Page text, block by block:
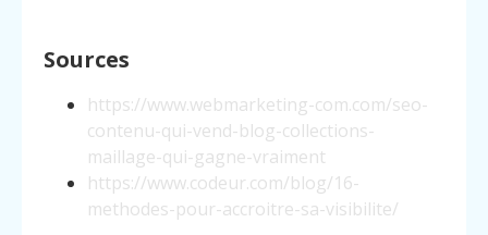
Sources
https://www.webmarketing-com.com/seo-
contenu-qui-vend-blog-collections-
maillage-qui-gagne-vraiment
https://www.codeur.com/blog/16-
methodes-pour-accroitre-sa-visibilite/